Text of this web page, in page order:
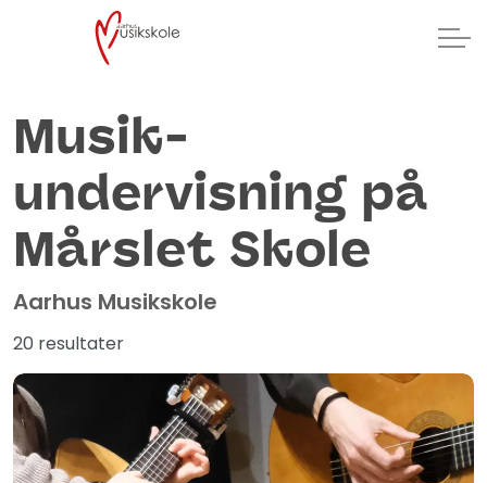
Musik­
undervisning på
Mårslet Skole
Aarhus Musikskole
20 resultater